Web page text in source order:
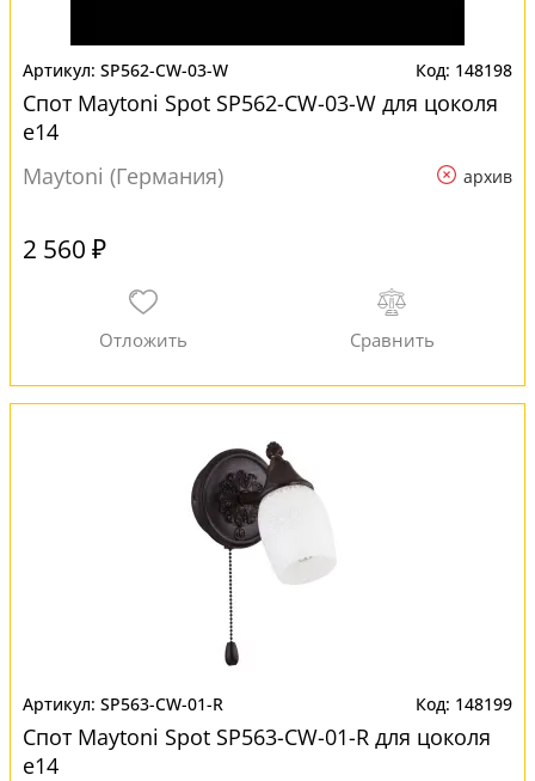
SP562-CW-03-W 148198
Спот Maytoni Spot SP562-CW-03-W для цоколя
e14
Maytoni (Германия)
архив
2 560 ₽
SP563-CW-01-R 148199
Спот Maytoni Spot SP563-CW-01-R для цоколя
e14